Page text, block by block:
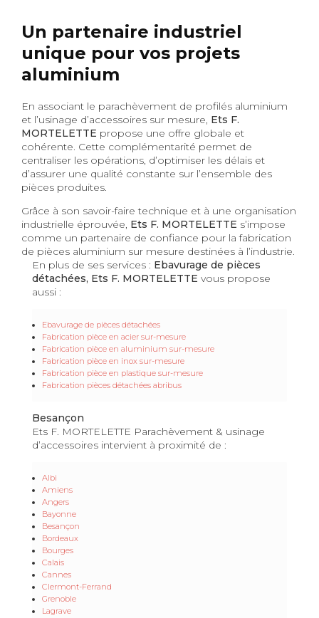
Un partenaire industriel
unique pour vos projets
aluminium
En associant le parachèvement de profilés aluminium
et l’usinage d’accessoires sur mesure, Ets F.
MORTELETTE propose une offre globale et
cohérente. Cette complémentarité permet de
centraliser les opérations, d’optimiser les délais et
d’assurer une qualité constante sur l’ensemble des
pièces produites.
Grâce à son savoir-faire technique et à une organisation
industrielle éprouvée, Ets F. MORTELETTE s’impose
comme un partenaire de confiance pour la fabrication
de pièces aluminium sur mesure destinées à l’industrie.
En plus de ses services : Ebavurage de pièces
détachées, Ets F. MORTELETTE vous propose
aussi :
Ebavurage de pièces détachées
Fabrication pièce en acier sur-mesure
Fabrication pièce en aluminium sur-mesure
Fabrication pièce en inox sur-mesure
Fabrication pièce en plastique sur-mesure
Fabrication pièces détachées abribus
Besançon
Ets F. MORTELETTE Parachèvement & usinage
d’accessoires intervient à proximité de :
Albi
Amiens
Angers
Bayonne
Besançon
Bordeaux
Bourges
Calais
Cannes
Clermont-Ferrand
Grenoble
Lagrave